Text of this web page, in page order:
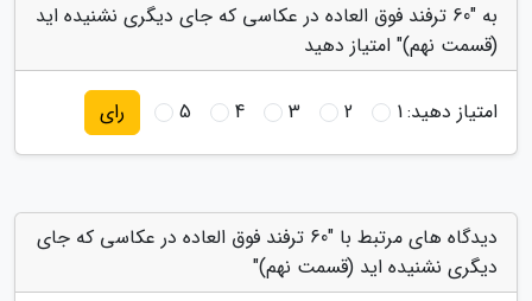
به "60 ترفند فوق العاده در عکاسی که جای دیگری نشنیده اید
(قسمت نهم)" امتیاز دهید
امتیاز دهید:1
2
3
4
5 رای
دیدگاه های مرتبط با "60 ترفند فوق العاده در عکاسی که جای
دیگری نشنیده اید (قسمت نهم)"